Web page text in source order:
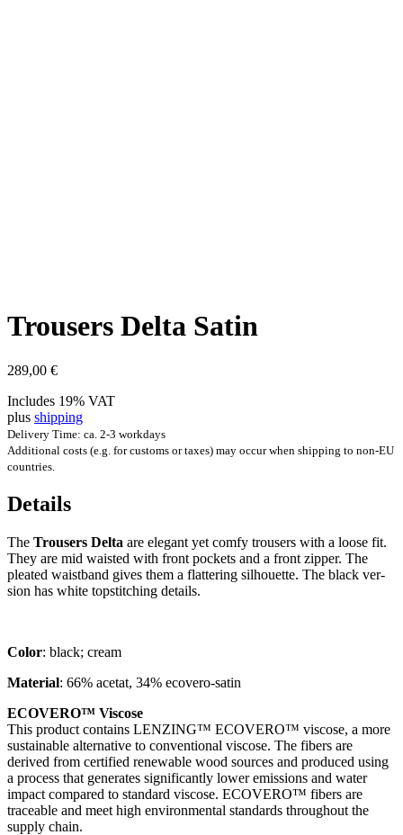
Trousers Delta Satin
289,00 €
Includes 19% VAT
plus shipping
Delivery Time: ca. 2-3 workdays
Additional costs (e.g. for customs or taxes) may occur when shipping to non-EU
countries.
Details
The Trousers Delta are eleg­ant yet com­fy trousers with a loose fit.
They are mid waisted with front pock­ets and a front zip­per. The
pleated waist­band gives them a flat­ter­ing sil­hou­ette. The black ver­
sion has white top­stitch­ing details.
Col­or: black; cream
Mater­i­al: 66% acet­at, 34% ecovero-satin
ECO­VERO™ Vis­cose
This product con­tains LEN­Z­ING™ ECO­VERO™ vis­cose, a more
sus­tain­able altern­at­ive to con­ven­tion­al vis­cose. The fibers are
derived from cer­ti­fied renew­able wood sources and pro­duced using
a pro­cess that gen­er­ates sig­ni­fic­antly lower emis­sions and water
impact com­pared to stand­ard vis­cose. ECO­VERO™ fibers are
trace­able and meet high envir­on­ment­al stand­ards through­out the
sup­ply chain.